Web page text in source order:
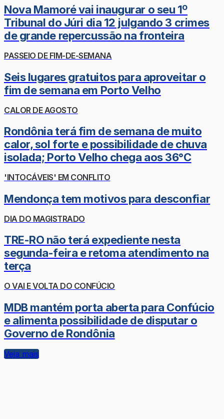
Nova Mamoré vai inaugurar o seu 1º
Tribunal do Júri dia 12 julgando 3 crimes
de grande repercussão na fronteira
PASSEIO DE FIM-DE-SEMANA
Seis lugares gratuitos para aproveitar o
fim de semana em Porto Velho
CALOR DE AGOSTO
Rondônia terá fim de semana de muito
calor, sol forte e possibilidade de chuva
isolada; Porto Velho chega aos 36°C
'INTOCÁVEIS' EM CONFLITO
Mendonça tem motivos para desconfiar
DIA DO MAGISTRADO
TRE-RO não terá expediente nesta
segunda-feira e retoma atendimento na
terça
O VAI E VOLTA DO CONFÚCIO
MDB mantém porta aberta para Confúcio
e alimenta possibilidade de disputar o
Governo de Rondônia
Veja mais